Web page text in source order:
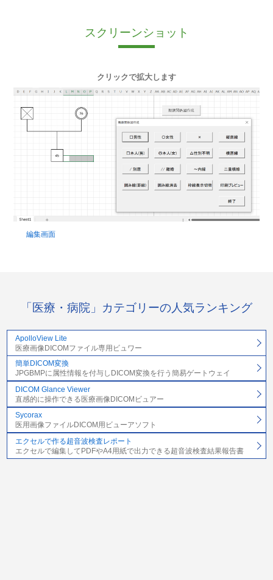
スクリーンショット
クリックで拡大します
編集画面
「医療・病院」カテゴリーの人気ランキング
ApolloView Lite
医療画像DICOMファイル専用ビュワー
簡単DICOM変換
JPGBMPに属性情報を付与しDICOM変換を行う簡易ゲートウェイ
DICOM Glance Viewer
直感的に操作できる医療画像DICOMビュアー
Sycorax
医用画像ファイルDICOM用ビューアソフト
エクセルで作る超音波検査レポート
エクセルで編集してPDFやA4用紙で出力できる超音波検査結果報告書